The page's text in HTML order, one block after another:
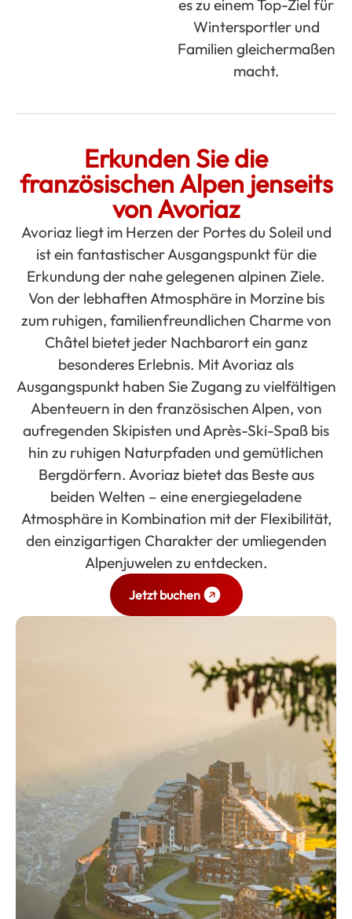
es zu einem Top-Ziel für
Wintersportler und
Familien gleichermaßen
macht.
Erkunden Sie die
französischen Alpen jenseits
von Avoriaz
Avoriaz liegt im Herzen der Portes du Soleil und
ist ein fantastischer Ausgangspunkt für die
Erkundung der nahe gelegenen alpinen Ziele.
Von der lebhaften Atmosphäre in Morzine bis
zum ruhigen, familienfreundlichen Charme von
Châtel bietet jeder Nachbarort ein ganz
besonderes Erlebnis. Mit Avoriaz als
Ausgangspunkt haben Sie Zugang zu vielfältigen
Abenteuern in den französischen Alpen, von
aufregenden Skipisten und Après-Ski-Spaß bis
hin zu ruhigen Naturpfaden und gemütlichen
Bergdörfern. Avoriaz bietet das Beste aus
beiden Welten – eine energiegeladene
Atmosphäre in Kombination mit der Flexibilität,
den einzigartigen Charakter der umliegenden
Alpenjuwelen zu entdecken.
Jetzt buchen